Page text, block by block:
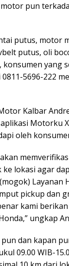
pun
putus, motor
putus, oli
yang
5696-222
Kalbar
Motorku
oleh
lokasi agar
Layanan
pickup dan
kami
ungkap
dan kapan
09.00 WIB-